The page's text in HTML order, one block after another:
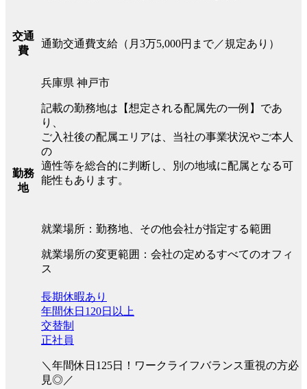
交通
費
通勤交通費支給（月3万5,000円まで／規定あり）
勤務
地
兵庫県 神戸市
記載の勤務地は【想定される配属先の一例】であ
り、
ご入社後の配属エリアは、当社の事業状況やご本人
の
適性等を総合的に判断し、別の地域に配属となる可
能性もあります。
就業場所：勤務地、その他会社が指定する範囲
就業場所の変更範囲：会社の定めるすべてのオフィ
ス
長期休暇あり
年間休日120日以上
交替制
正社員
＼年間休日125日！ワークライフバランス重視の方必
見◎／